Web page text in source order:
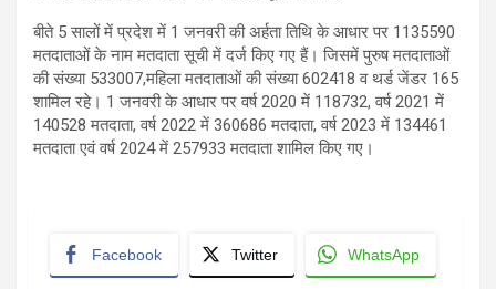
बीते 5 सालों में प्रदेश में 1 जनवरी की अर्हता तिथि के आधार पर 1135590
मतदाताओं के नाम मतदाता सूची में दर्ज किए गए हैं। जिसमें पुरुष मतदाताओं
की संख्या 533007,महिला मतदाताओं की संख्या 602418 व थर्ड जेंडर 165
शामिल रहे। 1 जनवरी के आधार पर वर्ष 2020 में 118732, वर्ष 2021 में
140528 मतदाता, वर्ष 2022 में 360686 मतदाता, वर्ष 2023 में 134461
मतदाता एवं वर्ष 2024 में 257933 मतदाता शामिल किए गए।
Facebook Twitter WhatsApp